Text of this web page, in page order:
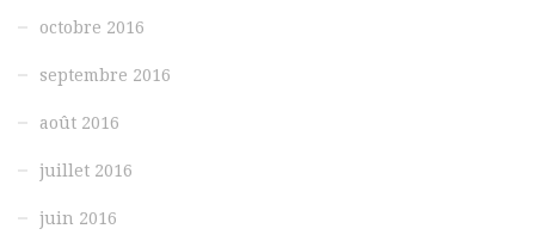
octobre 2016
septembre 2016
août 2016
juillet 2016
juin 2016